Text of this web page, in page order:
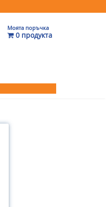
Моята поръчка
0 продукта